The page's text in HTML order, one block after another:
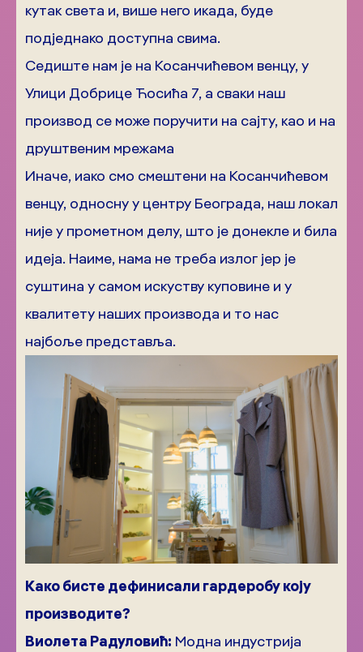
кутак света и, више него икада, буде
подједнако доступна свима.
Седиште нам је на Косанчићевом венцу, у
Улици Добрице Ћосића 7, а сваки наш
производ се може поручити на сајту, као и на
друштвеним мрежама
Иначе, иако смо смештени на Косанчићевом
венцу, односну у центру Београда, наш локал
није у прометном делу, што је донекле и била
идеја. Наиме, нама не треба излог јер је
суштина у самом искуству куповине и у
квалитету наших производа и то нас
најбоље представља.
Како бисте дефинисали гардеробу коју
производите?
Виолета Радуловић: Модна индустрија